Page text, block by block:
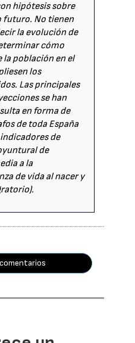
hipótesis sobre
No tienen
la evolución de
cómo
la población en el
los
Las principales
se han
en forma de
de toda España
de
de
a la
de vida al nacer y